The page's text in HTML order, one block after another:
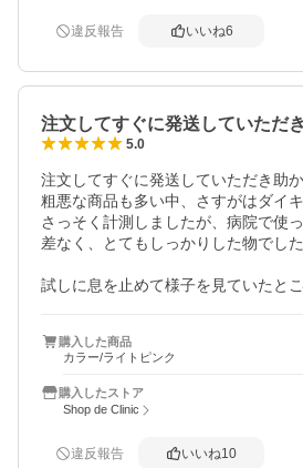
違反報告 いいね6
注文してすぐに発送していただ
5.0
注文してすぐに発送していただき助か
粗悪な商品も多い中、さすがはダイキ
さっそく計測しましたが、病院で使
差なく、とてもしっかりした物でした
試しに息を止めて様子を見ていたと
が、本当に購入して良かったです。
コロナがあり、まさか自宅で使う用
いませんでした。
ず、是非このまま良いお店のままで
購入した商品
カラー/ライトピンク
購入したストア
Shop de Clinic
違反報告 いいね10